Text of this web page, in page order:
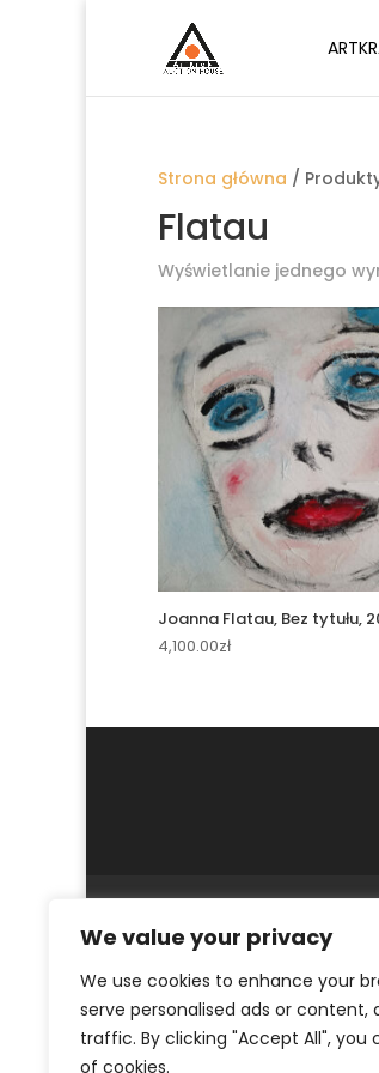
We value your privacy
We use cookies to enhance your
serve personalised ads or content,
traffic. By clicking "Accept All", you
of cookies.
Strona główna /
Flatau
Wyświetlanie jednego
Joanna Flatau, Bez tytułu,
4,100.00zł
© ArtKrak Auction House